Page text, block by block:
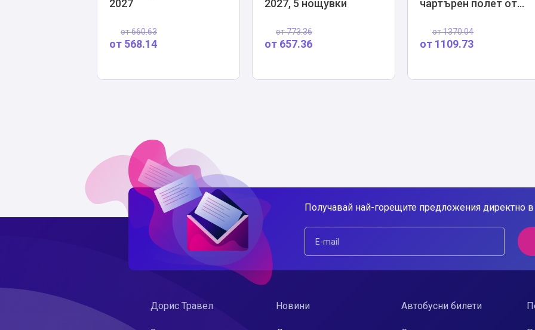
2027
от660.63
от 568.14
2027, 5 нощувки
от773.36
от 657.36
чартърен полет от
от1370.04
от 1109.73
Получавай най-горещите предложения директно
Дорис Травел Новини Автобусни билети